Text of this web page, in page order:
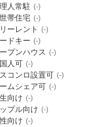
人常駐 (-)
帯住宅 (-)
ーレント (-)
ドキー (-)
プンハウス (-)
人可 (-)
コンロ設置可 (-)
ムシェア可 (-)
向け (-)
プル向け (-)
向け (-)